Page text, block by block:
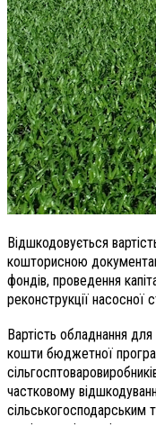
Відшкодовується
кошторисною
фондів, проведення
реконструкції насосної
Вартість обладнання
кошти бюджетної
частковому
сільськогосподарським